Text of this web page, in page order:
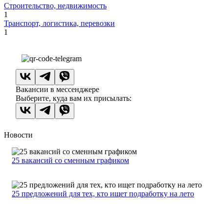
Строительство, недвижимость
1
Транспорт, логистика, перевозки
1
Вакансии в мессенджере
Выберите, куда вам их присылать:
Новости
25 вакансий со сменным графиком
25 предложений для тех, кто ищет подработку на лето